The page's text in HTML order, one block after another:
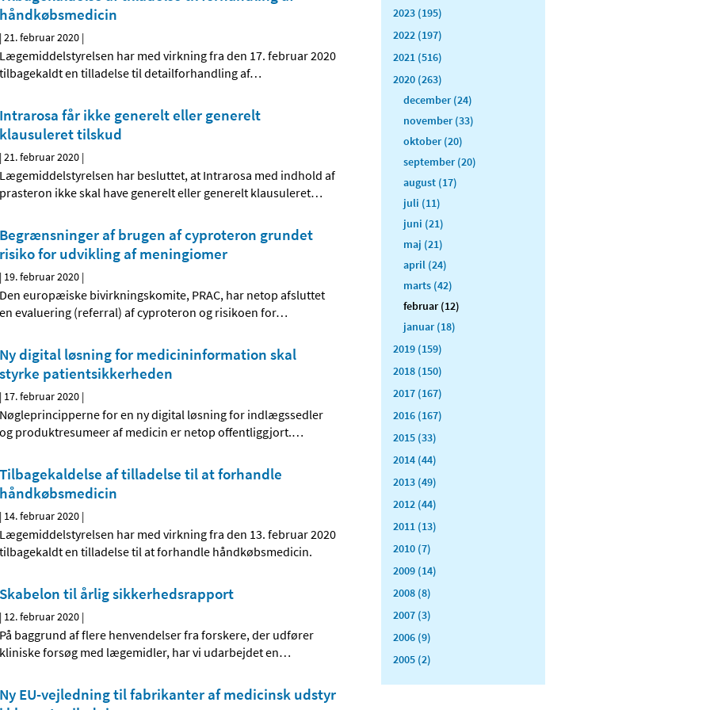
håndkøbsmedicin
|21. februar 2020 |
Lægemiddelstyrelsen har med virkning fra den 17. februar 2020
tilbagekaldt en tilladelse til detailforhandling af…
Intrarosa får ikke generelt eller generelt
klausuleret tilskud
|21. februar 2020 |
Lægemiddelstyrelsen har besluttet, at Intrarosa med indhold af
prasteron ikke skal have generelt eller generelt klausuleret…
Begrænsninger af brugen af cyproteron grundet
risiko for udvikling af meningiomer
| 19. februar 2020 |
Den europæiske bivirkningskomite, PRAC, har netop afsluttet
en evaluering (referral) af cyproteron og risikoen for…
Ny digital løsning for medicininformation skal
styrke patientsikkerheden
| 17. februar 2020 |
Nøgleprincipperne for en ny digital løsning for indlægssedler
og produktresumeer af medicin er netop offentliggjort.…
Tilbagekaldelse af tilladelse til at forhandle
håndkøbsmedicin
| 14. februar 2020 |
Lægemiddelstyrelsen har med virkning fra den 13. februar 2020
tilbagekaldt en tilladelse til at forhandle håndkøbsmedicin.
Skabelon til årlig sikkerhedsrapport
| 12. februar 2020 |
På baggrund af flere henvendelser fra forskere, der udfører
kliniske forsøg med lægemidler, har vi udarbejdet en…
Ny EU-vejledning til fabrikanter af medicinsk udstyr
2023 (195)
2022 (197)
2021 (516)
2020 (263)
december (24)
november (33)
oktober (20)
september (20)
august (17)
juli (11)
juni (21)
maj (21)
april (24)
marts (42)
februar (12)
januar (18)
2019 (159)
2018 (150)
2017 (167)
2016 (167)
2015 (33)
2014 (44)
2013 (49)
2012 (44)
2011 (13)
2010 (7)
2009 (14)
2008 (8)
2007 (3)
2006 (9)
2005 (2)